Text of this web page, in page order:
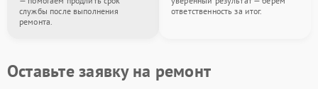
службы после выполнения
ремонта.
ответственность за итог.
Оставьте заявку на ремонт